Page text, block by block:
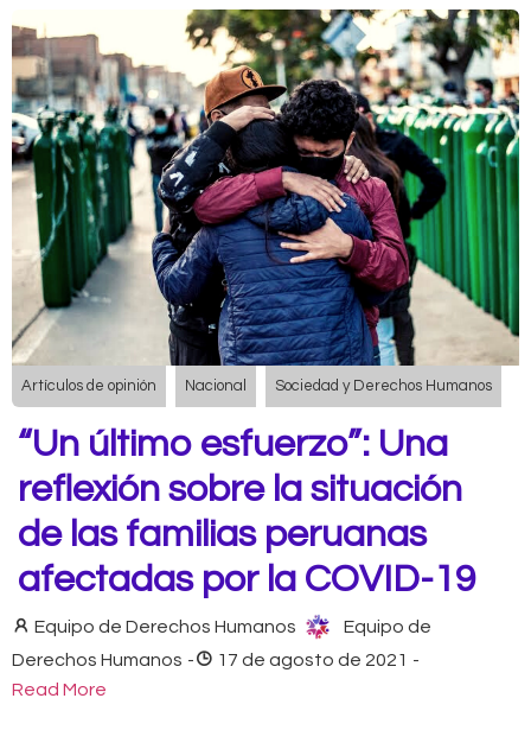
Artículos de opinión Nacional Sociedad y Derechos Humanos
“Un último esfuerzo”: Una
reflexión sobre la situación
de las familias peruanas
afectadas por la COVID-19
Equipo de Derechos Humanos
Equipo de
Derechos Humanos - 17 de agosto de 2021 -
Read More